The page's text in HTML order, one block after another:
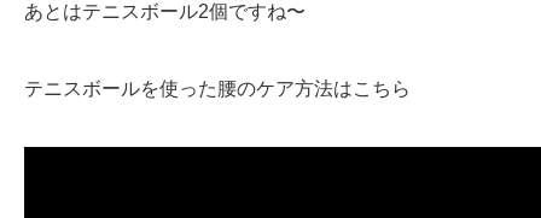
あとはテニスボール2個ですね〜
テニスボールを使った腰のケア方法はこちら